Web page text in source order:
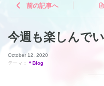
前の記事へ
今週も楽しんで
October 12, 2020
テーマ：
＊Blog